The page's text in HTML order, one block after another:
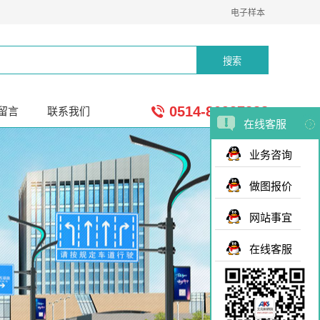
电子样本
言 联系我们 0514-80937888
在线客服
业务咨询
做图报价
网站事宜
在线客服